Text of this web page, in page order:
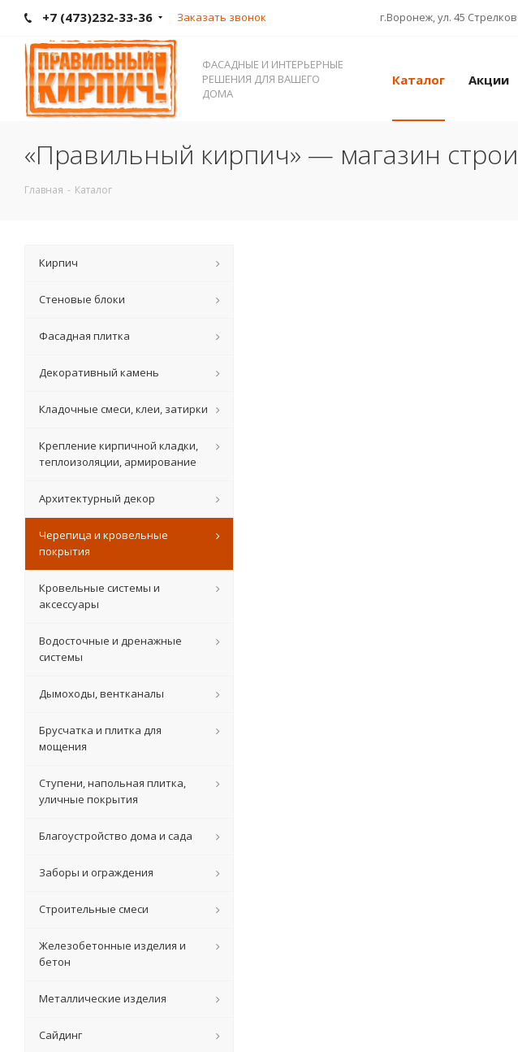
+7 (473)232-33-36 Заказать звонок г.Воронеж, ул. 45
ФАСАДНЫЕ И ИНТЕРЬЕРНЫЕ
РЕШЕНИЯ ДЛЯ ВАШЕГО
ДОМА
Каталог Акции
«Правильный кирпич» — магазин
Главная - Каталог
Кирпич
Стеновые блоки
Фасадная плитка
Декоративный камень
Кладочные смеси, клеи, затирки
Крепление кирпичной кладки,
теплоизоляции, армирование
Архитектурный декор
Черепица и кровельные
покрытия
Кровельные системы и
аксессуары
Водосточные и дренажные
системы
Дымоходы, вентканалы
Брусчатка и плитка для
мощения
Ступени, напольная плитка,
уличные покрытия
Благоустройство дома и сада
Заборы и ограждения
Строительные смеси
Железобетонные изделия и
бетон
Металлические изделия
Сайдинг